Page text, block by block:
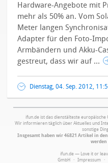
Hardware-Angebote mit
mehr als 50% an. Vom
Meter langen
Adapter für den Foto-
Armbändern und Akku-
gestreut, dass wir auf ...
Dienstag, 04. Sep. 2012,
ifun.de ist das dienstälteste
Wir informieren täglich über Aktuelles und
sonstige
Insgesamt haben wir 46821 Artikel in
werden
ifun.de — Love it or
GmbH · Impressum ·